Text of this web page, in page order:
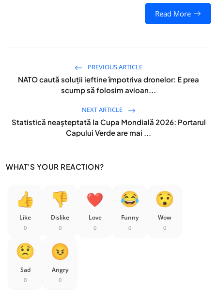
Read More
PREVIOUS ARTICLE
NATO caută soluții ieftine împotriva dronelor: E prea
scump să folosim avioan...
NEXT ARTICLE
Statistică neașteptată la Cupa Mondială 2026: Portarul
Capului Verde are mai ...
WHAT'S YOUR REACTION?
Like
0
Dislike
0
Love
0
Funny
0
Wow
0
Sad
0
Angry
0